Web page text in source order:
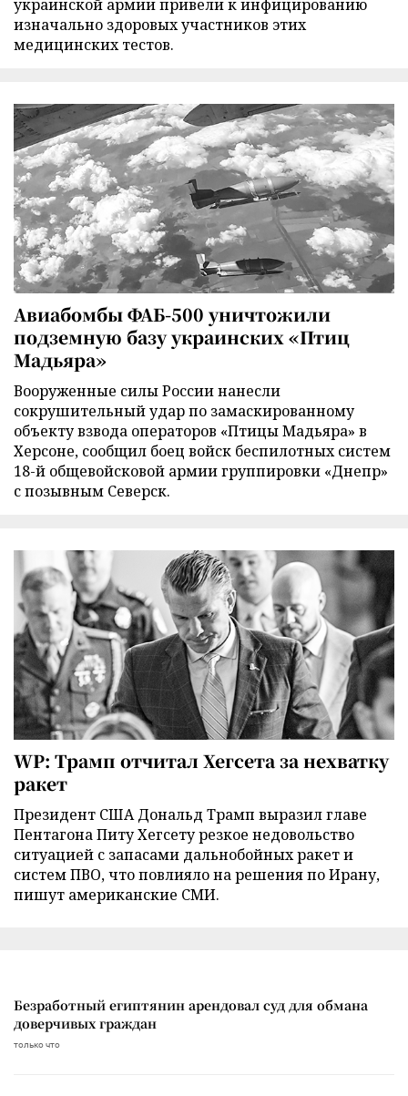
украинской армии привели к инфицированию
изначально здоровых участников этих
медицинских тестов.
Авиабомбы ФАБ-500 уничтожили
подземную базу украинских «Птиц
Мадьяра»
Вооруженные силы России нанесли
сокрушительный удар по замаскированному
объекту взвода операторов «Птицы Мадьяра» в
Херсоне, сообщил боец войск беспилотных систем
18-й общевойсковой армии группировки «Днепр»
с позывным Северск.
WP: Трамп отчитал Хегсета за нехватку
ракет
Президент США Дональд Трамп выразил главе
Пентагона Питу Хегсету резкое недовольство
ситуацией с запасами дальнобойных ракет и
систем ПВО, что повлияло на решения по Ирану,
пишут американские СМИ.
Безработный египтянин арендовал суд для обмана
доверчивых граждан
только что